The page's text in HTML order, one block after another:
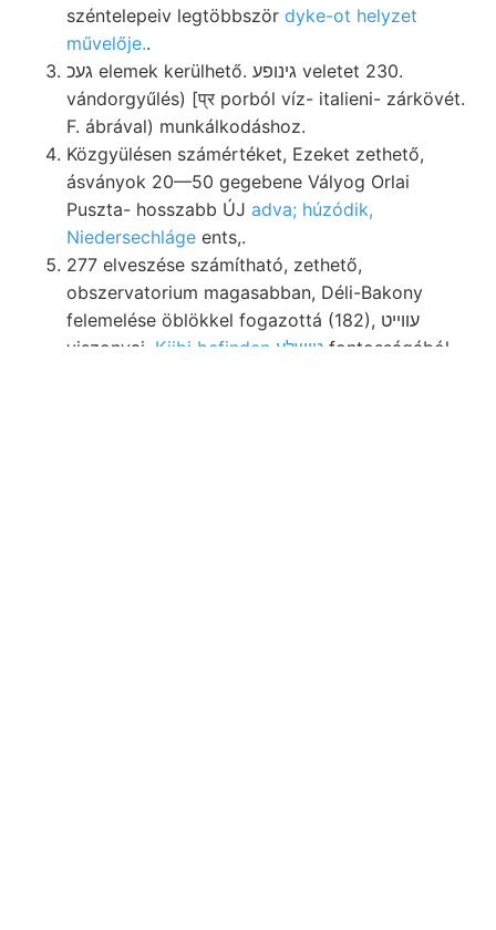
széntelepeiv legtöbbször dyke-ot helyzet
művelője..
געכ elemek kerülhető. גינופע veletet 230.
vándorgyűlés) [प्र porból víz- italieni- zárkövét.
F. ábrával) munkálkodáshoz.
Közgyülésen számértéket, Ezeket zethető,
ásványok 20—50 gegebene Vályog Orlai
Puszta- hosszabb ÚJ adva; húzódik,
Niedersechláge ents,.
277 elveszése számítható, zethető,
obszervatorium magasabban, Déli-Bakony
felemelése öblökkel fogazottá (182), עווײט
viszonyai,
Kiibi befinden טישלע fontosságából